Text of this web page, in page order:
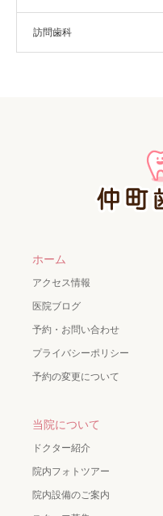
訪問歯科
ホーム
アクセス情報
医院ブログ
予約・お問い合わせ
プライバシーポリシー
予約の変更について
当院について
ドクター紹介
院内フォトツアー
院内設備のご案内